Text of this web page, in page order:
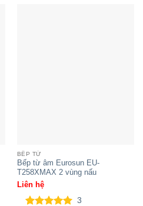
BẾP TỪ
Bếp từ âm Eurosun EU-
T258XMAX 2 vùng nấu
Liên hệ
3